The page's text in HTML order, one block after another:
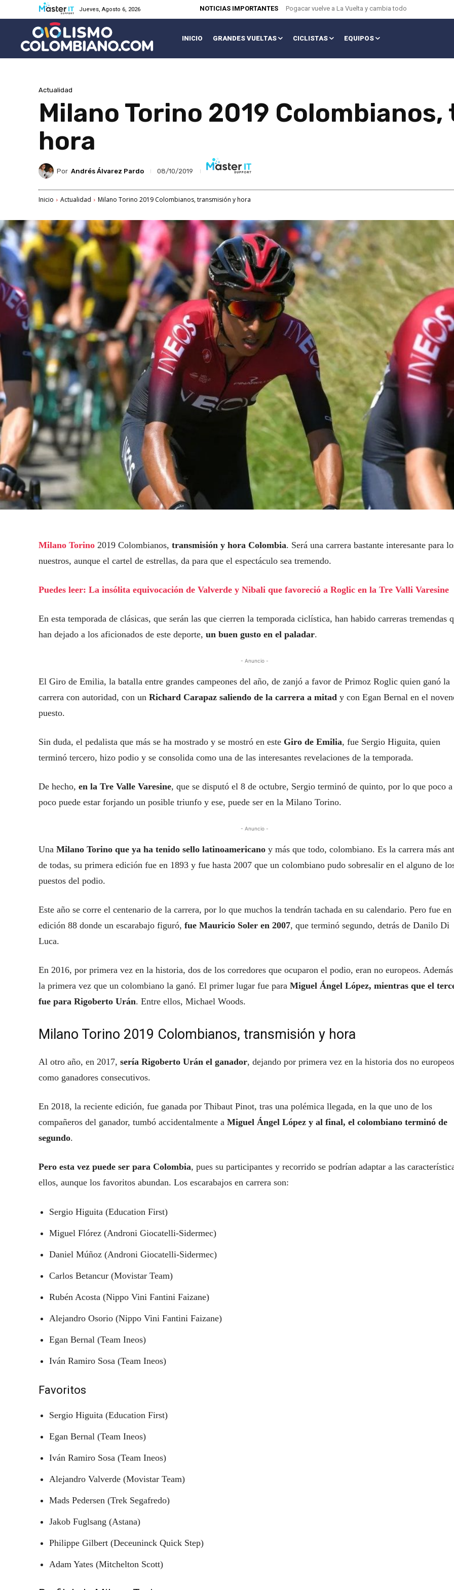
Jueves, Agosto 6, 2026 NOTICIAS IMPORTANTES Pogacar vuelve a La Vuelta y cambia todo
INICIO GRANDES VUELTAS CICLISTAS EQUIPOS
Actualidad
Milano Torino 2019
hora
Por Andrés Álvarez Pardo 08/10/2019
Inicio Actualidad Milano Torino 2019 Colombianos, transmisión y hora
Milano Torino 2019 Colombianos, transmisión y hora Colombia. Será una carrera bastante interesante para
nuestros, aunque el cartel de estrellas, da para que el espectáculo sea tremendo.
Puedes leer: La insólita equivocación de Valverde y Nibali que favoreció a Roglic en la Tre Valli Varesine
En esta temporada de clásicas, que serán las que cierren la temporada ciclística, han habido carreras tremendas
han dejado a los aficionados de este deporte, un buen gusto en el paladar.
- Anuncio -
El Giro de Emilia, la batalla entre grandes campeones del año, de zanjó a favor de Primoz Roglic quien ganó la
carrera con autoridad, con un Richard Carapaz saliendo de la carrera a mitad y con Egan Bernal en el
puesto.
Sin duda, el pedalista que más se ha mostrado y se mostró en este Giro de Emilia, fue Sergio Higuita, quien
terminó tercero, hizo podio y se consolida como una de las interesantes revelaciones de la temporada.
De hecho, en la Tre Valle Varesine, que se disputó el 8 de octubre, Sergio terminó de quinto, por lo que poco a
poco puede estar forjando un posible triunfo y ese, puede ser en la Milano Torino.
- Anuncio -
Una Milano Torino que ya ha tenido sello latinoamericano y más que todo, colombiano. Es la carrera más
de todas, su primera edición fue en 1893 y fue hasta 2007 que un colombiano pudo sobresalir en el alguno de
puestos del podio.
Este año se corre el centenario de la carrera, por lo que muchos la tendrán tachada en su calendario. Pero fue en
edición 88 donde un escarabajo figuró, fue Mauricio Soler en 2007, que terminó segundo, detrás de Danilo Di
Luca.
En 2016, por primera vez en la historia, dos de los corredores que ocuparon el podio, eran no europeos.
la primera vez que un colombiano la ganó. El primer lugar fue para Miguel Ángel López, mientras que el
fue para Rigoberto Urán. Entre ellos, Michael Woods.
Milano Torino 2019 Colombianos, transmisión y hora
Al otro año, en 2017, sería Rigoberto Urán el ganador, dejando por primera vez en la historia dos no europeos
como ganadores consecutivos.
En 2018, la reciente edición, fue ganada por Thibaut Pinot, tras una polémica llegada, en la que uno de los
compañeros del ganador, tumbó accidentalmente a Miguel Ángel López y al final, el colombiano terminó de
segundo.
Pero esta vez puede ser para Colombia, pues su participantes y recorrido se podrían adaptar a las
ellos, aunque los favoritos abundan. Los escarabajos en carrera son:
Sergio Higuita (Education First)
Miguel Flórez (Androni Giocatelli-Sidermec)
Daniel Múñoz (Androni Giocatelli-Sidermec)
Carlos Betancur (Movistar Team)
Rubén Acosta (Nippo Vini Fantini Faizane)
Alejandro Osorio (Nippo Vini Fantini Faizane)
Egan Bernal (Team Ineos)
Iván Ramiro Sosa (Team Ineos)
Favoritos
Sergio Higuita (Education First)
Egan Bernal (Team Ineos)
Iván Ramiro Sosa (Team Ineos)
Alejandro Valverde (Movistar Team)
Mads Pedersen (Trek Segafredo)
Jakob Fuglsang (Astana)
Philippe Gilbert (Deceuninck Quick Step)
Adam Yates (Mitchelton Scott)